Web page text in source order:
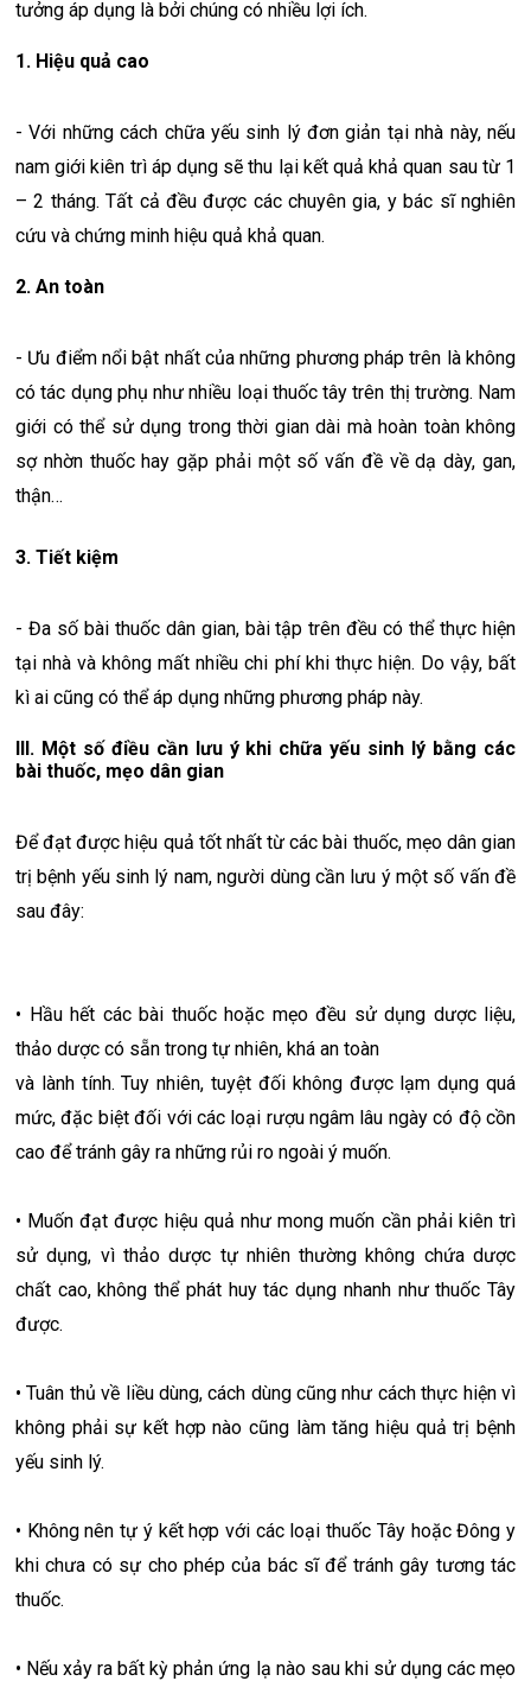
tưởng áp dụng là bởi chúng có nhiều lợi ích.
1. Hiệu quả cao
- Với những cách chữa yếu sinh lý đơn giản tại nhà này, nếu
nam giới kiên trì áp dụng sẽ thu lại kết quả khả quan sau từ 1
– 2 tháng. Tất cả đều được các chuyên gia, y bác sĩ nghiên
cứu và chứng minh hiệu quả khả quan.
2. An toàn
- Ưu điểm nổi bật nhất của những phương pháp trên là không
có tác dụng phụ như nhiều loại thuốc tây trên thị trường. Nam
giới có thể sử dụng trong thời gian dài mà hoàn toàn không
sợ nhờn thuốc hay gặp phải một số vấn đề về dạ dày, gan,
thận…
3. Tiết kiệm
- Đa số bài thuốc dân gian, bài tập trên đều có thể thực hiện
tại nhà và không mất nhiều chi phí khi thực hiện. Do vậy, bất
kì ai cũng có thể áp dụng những phương pháp này.
III. Một số điều cần lưu ý khi chữa yếu sinh lý bằng các
bài thuốc, mẹo dân gian
Để đạt được hiệu quả tốt nhất từ các bài thuốc, mẹo dân gian
trị bệnh yếu sinh lý nam, người dùng cần lưu ý một số vấn đề
sau đây:
• Hầu hết các bài thuốc hoặc mẹo đều sử dụng dược liệu,
thảo dược có sẵn trong tự nhiên, khá an toàn
và lành tính. Tuy nhiên, tuyệt đối không được lạm dụng quá
mức, đặc biệt đối với các loại rượu ngâm lâu ngày có độ cồn
cao để tránh gây ra những rủi ro ngoài ý muốn.
• Muốn đạt được hiệu quả như mong muốn cần phải kiên trì
sử dụng, vì thảo dược tự nhiên thường không chứa dược
chất cao, không thể phát huy tác dụng nhanh như thuốc Tây
được.
• Tuân thủ về liều dùng, cách dùng cũng như cách thực hiện vì
không phải sự kết hợp nào cũng làm tăng hiệu quả trị bệnh
yếu sinh lý.
• Không nên tự ý kết hợp với các loại thuốc Tây hoặc Đông y
khi chưa có sự cho phép của bác sĩ để tránh gây tương tác
thuốc.
• Nếu xảy ra bất kỳ phản ứng lạ nào sau khi sử dụng các mẹo